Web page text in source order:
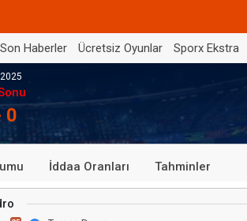
Son Haberler Ücretsiz Oyunlar Sporx Ekstra
0
İddaa Oranları Tahminler